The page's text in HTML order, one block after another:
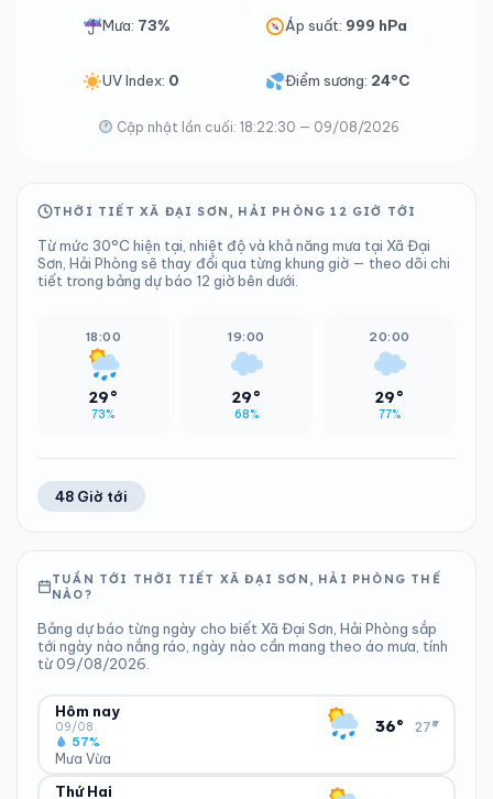
Mưa: 73% Áp suất: 999 hPa
UV Index: 0 Điểm sương: 24°C
Cập nhật lần cuối: 18:22:30 — 09/08/2026
THỜI TIẾT XÃ ĐẠI SƠN, HẢI PHÒNG 12 GIỜ TỚI
Từ mức 30°C hiện tại, nhiệt độ và khả năng mưa tại Xã Đại
Sơn, Hải Phòng sẽ thay đổi qua từng khung giờ — theo dõi chi
tiết trong bảng dự báo 12 giờ bên dưới.
18:00
29°
73%
19:00
29°
68%
20:00
29°
77%
48 Giờ tới
TUẦN TỚI THỜI TIẾT XÃ ĐẠI SƠN, HẢI PHÒNG THẾ
NÀO?
Bảng dự báo từng ngày cho biết Xã Đại Sơn, Hải Phòng sắp
tới ngày nào nắng ráo, ngày nào cần mang theo áo mưa, tính
từ 09/08/2026.
Hôm nay
09/08
Mưa Vừa
57%
36° 27°
▾
ĐỘ ẨM
Thứ Hai